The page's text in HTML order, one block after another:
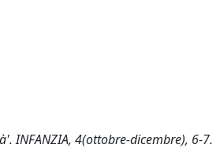
INFANZIA, 4(ottobre-dicembre), 6-7.